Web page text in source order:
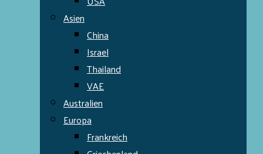
Asien
China
Israel
Thailand
VAE
Australien
Europa
Frankreich